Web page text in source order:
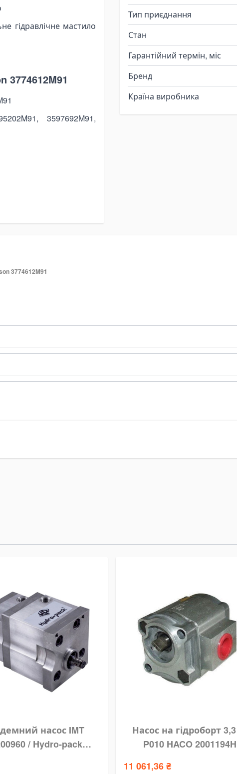
гідравлічне мастило
3597692M91,
Тип приєднання
Стан
Гарантійний термін, міс
Бренд
Країна виробника
3774612M91
насос IMT
/ Hydro-pack
Насос на гідроборт 3,3
P010 HACO 2001194H
11 061,36 ₴